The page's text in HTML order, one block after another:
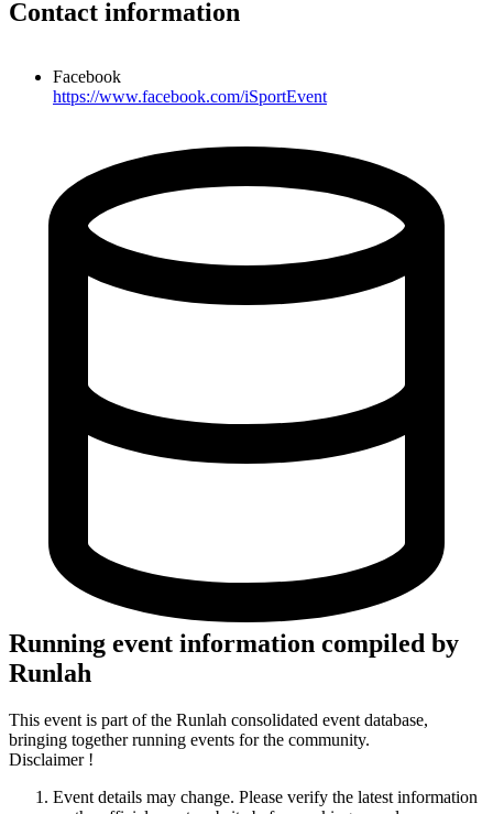
Contact information
Facebook
https://www.facebook.com/iSportEvent
Running event information compiled by
Runlah
This event is part of the Runlah consolidated event database,
bringing together running events for the community.
Disclaimer !
Event details may change. Please verify the latest information